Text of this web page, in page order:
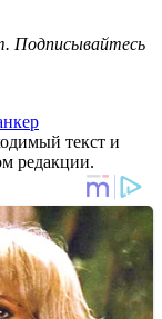
Подписывайтесь
текст и
редакции.